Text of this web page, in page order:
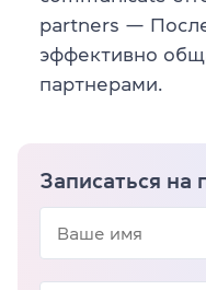
partners —
эффективно
партнерами.
Записаться на